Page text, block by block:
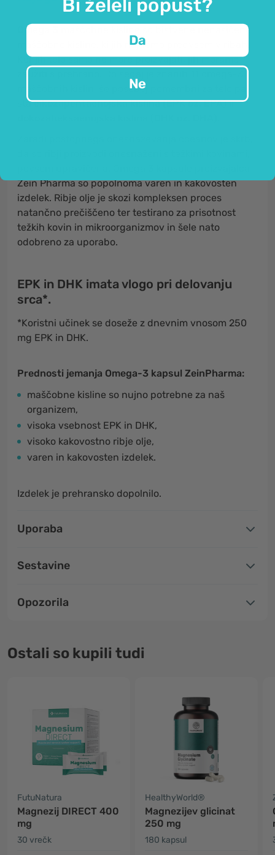
Omega 3
maščobne kisline so bistvene nenasičene
maščobne kisline, ki jih najdemo predvsem v ribah.
Ker jih telo samo ne more proizvajati, jih moramo
zaužiti s prehrano. Do sedaj je znanih 11 omega-3
maščobnih kislin, še posebej pomembni za telo pa
staeikozapentaenojska kislina (EPK oz. EPA)in
Zein Pharma so popolnoma varen in kakovosten
izdelek. Ribje olje je skozi kompleksen proces
natančno prečiščeno ter testirano za prisotnost
težkih kovin in mikroorganizmov in šele nato
odobreno za uporabo.
EPK in DHK imata vlogo pri delovanju
srca*.
*Koristni učinek se doseže z dnevnim vnosom 250
mg EPK in DHK.
Prednosti jemanja Omega-3 kapsul ZeinPharma:
maščobne kisline so nujno potrebne za naš
organizem,
visoka vsebnost EPK in DHK,
visoko kakovostno ribje olje,
varen in kakovosten izdelek.
Izdelek je prehransko dopolnilo.
Uporaba
Sestavine
Opozorila
Ostali so kupili tudi
FutuNatura
Magnezij DIRECT 400
mg
30 vrečk
HealthyWorld®
Magnezijev glicinat
250 mg
180 kapsul
Bi želeli popust?
Da
Ne